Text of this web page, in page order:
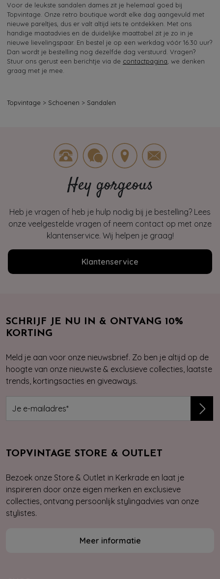
Voor de leukste sandalen dames zit je helemaal goed bij
Topvintage. Onze retro boutique wordt elke dag aangevuld met
nieuwe pareltjes, dus er valt altijd iets te ontdekken. Met ons
handige maatadvies en de duidelijke maattabel zit je zo in je
nieuwe lievelingspaar. En bestel je op een werkdag vóór 16.30 uur?
Dan wordt je bestelling nog dezelfde dag verstuurd. Vragen?
Stuur ons gerust een berichtje via de contactpagina, we denken
graag met je mee.
Topvintage > Schoenen > Sandalen
Hey gorgeous
Heb je vragen of heb je hulp nodig bij je bestelling? Lees
onze veelgestelde vragen of neem contact op met onze
klantenservice. Wij helpen je graag!
Klantenservice
SCHRIJF JE NU IN & ONTVANG 10%
KORTING
Meld je aan voor onze nieuwsbrief. Zo ben je altijd op de
hoogte van onze nieuwste & exclusieve collecties, laatste
trends, kortingsacties en giveaways.
TOPVINTAGE STORE & OUTLET
Bezoek onze Store & Outlet in Kerkrade en laat je
inspireren door onze eigen merken en exclusieve
collecties, ontvang persoonlijk stylingadvies van onze
stylistes.
Meer informatie